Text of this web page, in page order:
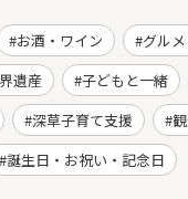
お酒・ワイン
グル
遺産
子どもと一緒
深草子育て支援
誕生日・お祝い・記念日